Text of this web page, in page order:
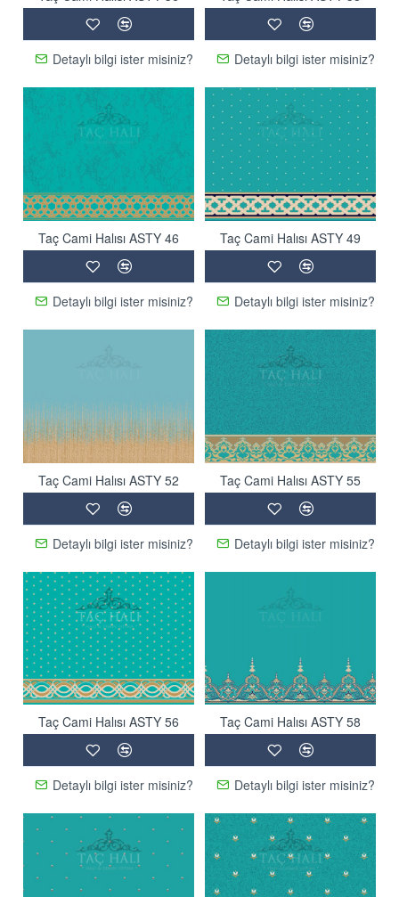
Detaylı bilgi ister misiniz? Detaylı bilgi ister misiniz?
Taç Cami Halısı ASTY 46
Detaylı bilgi ister misiniz?
Taç Cami Halısı ASTY 49
Detaylı bilgi ister misiniz?
Taç Cami Halısı ASTY 52
Detaylı bilgi ister misiniz?
Taç Cami Halısı ASTY 55
Detaylı bilgi ister misiniz?
Taç Cami Halısı ASTY 56
Detaylı bilgi ister misiniz?
Taç Cami Halısı ASTY 58
Detaylı bilgi ister misiniz?